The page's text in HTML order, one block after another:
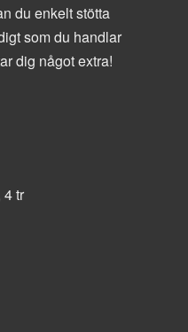
du enkelt stötta
som du handlar
dig något extra!
4 tr